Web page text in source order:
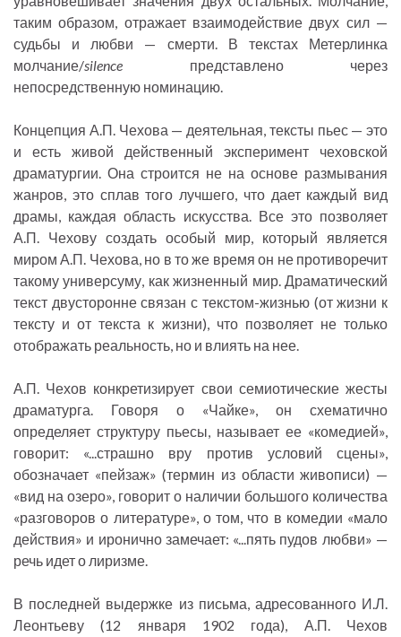
таким образом, отражает взаимодействие двух сил —
судьбы и любви — смерти. В текстах Метерлинка
молчание/silence представлено через
непосредственную номинацию.
Концепция А.П. Чехова — деятельная, тексты пьес — это
и есть живой действенный эксперимент чеховской
драматургии. Она строится не на основе размывания
жанров, это сплав того лучшего, что дает каждый вид
драмы, каждая область искусства. Все это позволяет
А.П. Чехову создать особый мир, который является
миром А.П. Чехова, но в то же время он не противоречит
такому универсуму, как жизненный мир. Драматический
текст двусторонне связан с текстом-жизнью (от жизни к
тексту и от текста к жизни), что позволяет не только
отображать реальность, но и влиять на нее.
А.П. Чехов конкретизирует свои семиотические жесты
драматурга. Говоря о «Чайке», он схематично
определяет структуру пьесы, называет ее «комедией»,
говорит: «...страшно вру против условий сцены»,
обозначает «пейзаж» (термин из области живописи) —
«вид на озеро», говорит о наличии большого количества
«разговоров о литературе», о том, что в комедии «мало
действия» и иронично замечает: «...пять пудов любви» —
речь идет о лиризме.
В последней выдержке из письма, адресованного И.Л.
Леонтьеву (12 января 1902 года), А.П. Чехов